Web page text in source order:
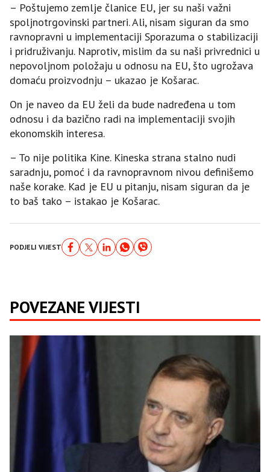
– Poštujemo zemlje članice EU, jer su naši važni
spoljnotrgovinski partneri. Ali, nisam siguran da smo
ravnopravni u implementaciji Sporazuma o stabilizaciji
i pridruživanju. Naprotiv, mislim da su naši privrednici u
nepovoljnom položaju u odnosu na EU, što ugrožava
domaću proizvodnju – ukazao je Košarac.
On je naveo da EU želi da bude nadređena u tom
odnosu i da bazično radi na implementaciji svojih
ekonomskih interesa.
– To nije politika Kine. Kineska strana stalno nudi
saradnju, pomoć i da ravnopravnom nivou definišemo
naše korake. Kad je EU u pitanju, nisam siguran da je
to baš tako – istakao je Košarac.
PODJELI VIJEST
POVEZANE VIJESTI